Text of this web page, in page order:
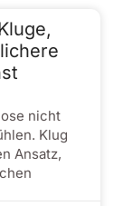
nicht
Klug
Ansatz,